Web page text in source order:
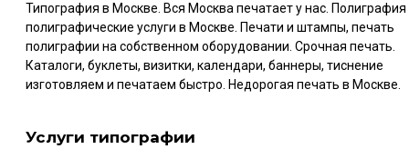
Типография в Москве. Вся Москва печатает у нас. Полиграфия
полиграфические услуги в Москве. Печати и штампы, печать
полиграфии на собственном оборудовании. Срочная печать.
Каталоги, буклеты, визитки, календари, баннеры, тиснение
изготовляем и печатаем быстро. Недорогая печать в Москве.
Услуги типографии